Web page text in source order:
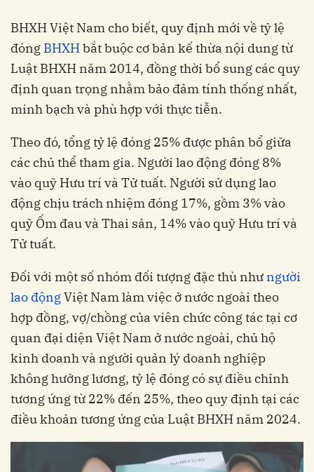
BHXH Việt Nam cho biết, quy định mới về tỷ lệ
đóng BHXHbắt buộc cơ bản kế thừa nội dung từ
Luật BHXH năm 2014, đồng thời bổ sung các quy
định quan trọng nhằm bảo đảm tính thống nhất,
minh bạch và phù hợp với thực tiễn.
Theo đó, tổng tỷ lệ đóng 25% được phân bổ giữa
các chủ thể tham gia. Người lao động đóng 8%
vào quỹ Hưu trí và Tử tuất. Người sử dụng lao
động chịu trách nhiệm đóng 17%, gồm 3% vào
quỹ Ốm đau và Thai sản, 14% vào quỹ Hưu trí và
Tử tuất.
Đối với một số nhóm đối tượng đặc thù nhưngười
lao độngViệt Nam làm việc ở nước ngoài theo
hợp đồng, vợ/chồng của viên chức công tác tại cơ
quan đại diện Việt Nam ở nước ngoài, chủ hộ
kinh doanh và người quản lý doanh nghiệp
không hưởng lương, tỷ lệ đóng có sự điều chỉnh
tương ứng từ 22% đến 25%, theo quy định tại các
điều khoản tương ứng của Luật BHXH năm 2024.